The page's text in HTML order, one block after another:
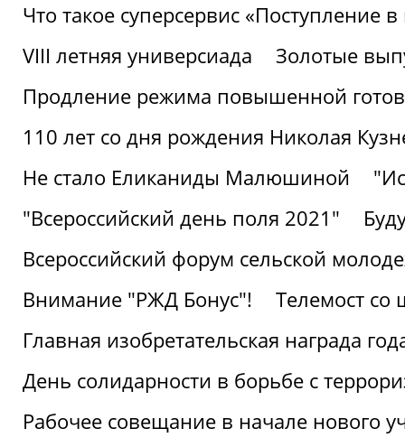
Что такое суперсервис «Поступление
VIII летняя универсиада
Золотые
Продление режима повышенной
110 лет со дня рождения Николая
Не стало Еликаниды Малюшиной
"Всероссийский день поля 2021"
Всероссийский форум сельской
Внимание "РЖД Бонус"!
Телемост
Главная изобретательская награда
День солидарности в борьбе с
Рабочее совещание в начале нового